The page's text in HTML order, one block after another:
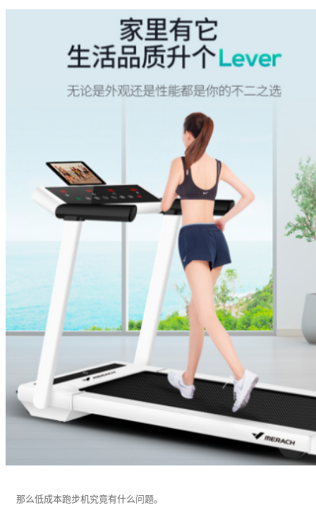
那么低成本跑步机究竟有什么问题。